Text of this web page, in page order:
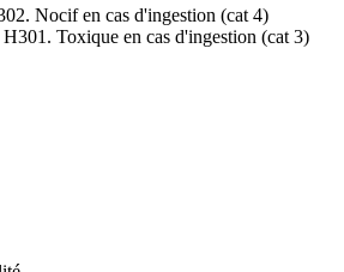
Nocif en cas d'ingestion (cat 4)
Toxique en cas d'ingestion (cat 3)